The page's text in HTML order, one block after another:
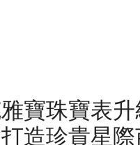
寶珠寶表
造珍貴星